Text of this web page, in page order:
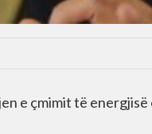
e çmimit të